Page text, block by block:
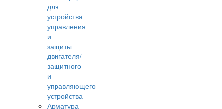
для
устройства
управления
и
защиты
двигателя/
защитного
и
управляющего
устройства
Арматура